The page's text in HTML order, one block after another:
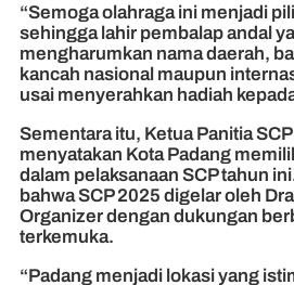
“Semoga olahraga ini menjadi
sehingga lahir pembalap andal
mengharumkan nama daerah,
kancah nasional maupun
usai menyerahkan hadiah
Sementara itu, Ketua Panitia
menyatakan Kota Padang
dalam pelaksanaan SCP tahun
bahwa SCP 2025 digelar oleh
Organizer dengan dukungan
terkemuka.
“Padang menjadi lokasi yang